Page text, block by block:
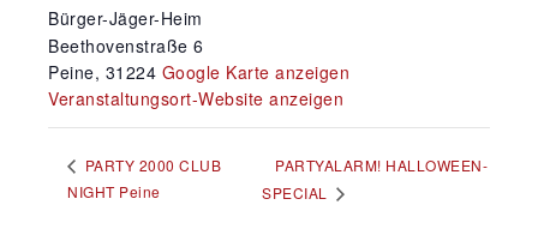
Bürger-Jäger-Heim
Beethovenstraße 6
Peine, 31224 Google Karte anzeigen
Veranstaltungsort-Website anzeigen
PARTY 2000 CLUB
NIGHT Peine
PARTYALARM! HALLOWEEN-
SPECIAL